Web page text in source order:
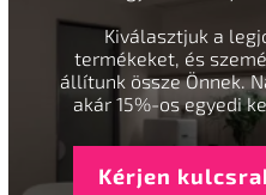
Kiválasztjuk a
termékeket, és
állítunk össze Önnek.
akár 15%-os egyedi
Kérjen